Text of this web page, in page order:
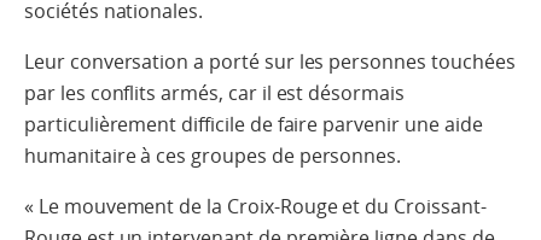
sociétés nationales.
Leur conversation a porté sur les personnes touchées
par les conflits armés, car il est désormais
particulièrement difficile de faire parvenir une aide
humanitaire à ces groupes de personnes.
« Le mouvement de la Croix-Rouge et du Croissant-